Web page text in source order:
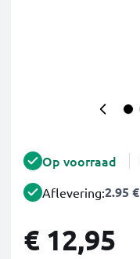
Op voorraad
Aflevering:2.95 €
€ 12,95